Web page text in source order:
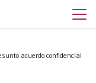
acuerdo confidencial